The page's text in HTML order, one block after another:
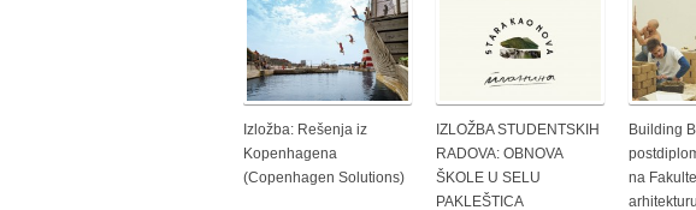
Izložba: Rešenja iz
Kopenhagena
(Copenhagen Solutions)
IZLOŽBA STUDENTSKIH
RADOVA: OBNOVA
ŠKOLE U SELU
PAKLEŠTICA
Building
na